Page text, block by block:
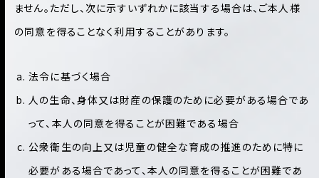
ません。ただし、次に示すいずれかに該当する場合は、ご本人様
の同意を得ることなく利用することがあります。
法令に基づく場合
人の生命、身体又は財産の保護のために必要がある場合であ
って、本人の同意を得ることが困難である場合
公衆衛生の向上又は児童の健全な育成の推進のために特に
必要がある場合であって、本人の同意を得ることが困難であ